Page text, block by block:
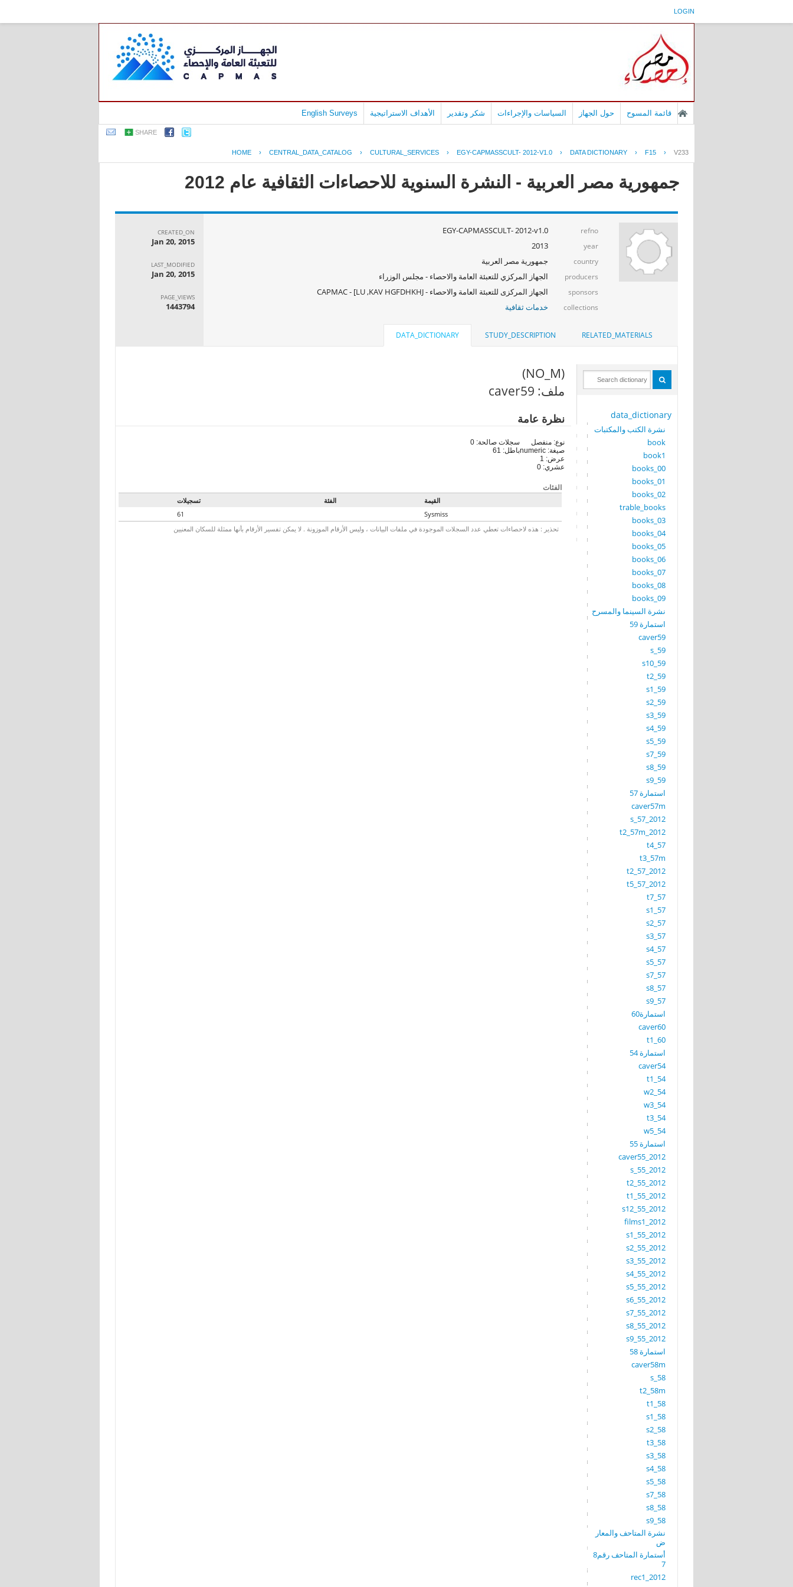
LOGIN
قائمة المسوح حول الجهاز السياسات والإجراءات شكر وتقدير الأهداف الاستراتيجية English Surveys
SHARE
HOME › CENTRAL_DATA_CATALOG › CULTURAL_SERVICES › EGY-CAPMASSCULT- 2012-V1.0 › DATA DICTIONARY › F15 › V233
جمهورية مصر العربية - النشرة السنوية للاحصاءات الثقافية عام 2012
refno
EGY-CAPMASSCULT- 2012-v1.0
year
2013
country جمهورية مصر العربية
producers الجهاز المركزي للتعبئة العامة والاحصاء - مجلس الوزراء
sponsors الجهاز المركزى للتعبئة العامة والاحصاء - CAPMAC - [LU ,KAV HGFDHKHJ
collections خدمات ثقافية
CREATED_ON
Jan 20, 2015
LAST_MODIFIED
Jan 20, 2015
PAGE_VIEWS
1443794
RELATED_MATERIALS
STUDY_DESCRIPTION
DATA_DICTIONARY
data_dictionary
نشرة الكتب والمكتبات
book
book1
books_00
books_01
books_02
trable_books
books_03
books_04
books_05
books_06
books_07
books_08
books_09
نشرة السينما والمسرح
استمارة 59
caver59
s_59
s10_59
t2_59
s1_59
s2_59
s3_59
s4_59
s5_59
s7_59
s8_59
s9_59
استمارة 57
caver57m
s_57_2012
t2_57m_2012
t4_57
t3_57m
t2_57_2012
t5_57_2012
t7_57
s1_57
s2_57
s3_57
s4_57
s5_57
s7_57
s8_57
s9_57
استمارة60
caver60
t1_60
استمارة 54
caver54
t1_54
w2_54
w3_54
t3_54
w5_54
استمارة 55
caver55_2012
s_55_2012
t2_55_2012
t1_55_2012
s12_55_2012
films1_2012
s1_55_2012
s2_55_2012
s3_55_2012
s4_55_2012
s5_55_2012
s6_55_2012
s7_55_2012
s8_55_2012
s9_55_2012
استمارة 58
caver58m
s_58
t2_58m
t1_58
s1_58
s2_58
t3_58
s3_58
s4_58
s5_58
s7_58
s8_58
s9_58
نشرة المتاحف والمعار
ض
أستمارة المتاحف رقم8
7
rec1_2012
(NO_M)
ملف: caver59
نظرة عامة
نوع: منفصل
صيغة: numeric
عرض: 1
عشري: 0
سجلات صالحة: 0
باطل: 61
الفئات
القيمة الفئة
تسجيلات
Sysmiss
61
تحذير : هذه لاحصاءات تعطي عدد السجلات الموجودة في ملفات البيانات ، وليس الأرقام الموزونة . لا يمكن تفسير الأرقام بأنها ممثلة للسكان المعنيين